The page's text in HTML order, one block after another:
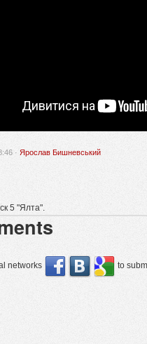
· Ярослав Бишневський
5 "Ялта".
networks to